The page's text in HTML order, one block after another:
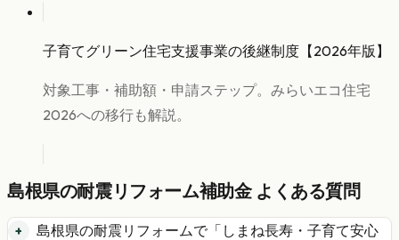
子育てグリーン住宅支援事業の後継制度【2026年版】
対象工事・補助額・申請ステップ。みらいエコ住宅
2026への移行も解説。
島根県の耐震リフォーム補助金 よくある質問
島根県の耐震リフォームで「 しまね長寿・子育て安心